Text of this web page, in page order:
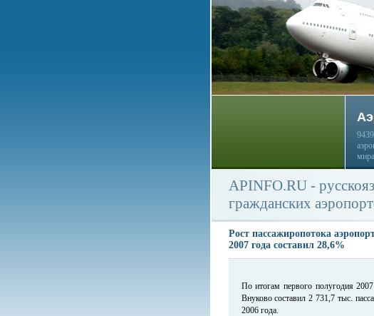
APINFO.RU -
гражданских
Рост пассажиропотока
2007 года составил 28,6%
По итогам первого полугодия
Внуково составил 2 731,7 тыс.
2006 года.